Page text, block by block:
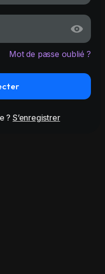
Mot de passe oublié ?
?S’enregistrer